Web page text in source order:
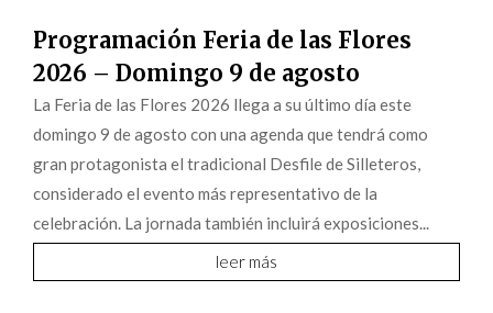
Programación Feria de las Flores
2026 – Domingo 9 de agosto
La Feria de las Flores 2026 llega a su último día este
domingo 9 de agosto con una agenda que tendrá como
gran protagonista el tradicional Desfile de Silleteros,
considerado el evento más representativo de la
celebración. La jornada también incluirá exposiciones...
leer más